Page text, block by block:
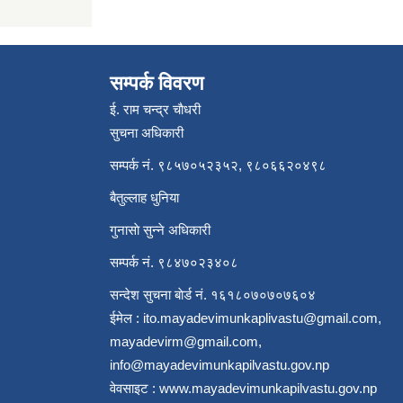
सम्पर्क विवरण
ई. राम चन्द्र चाैधरी
सुचना अधिकारी
सम्पर्क नं. ९८५७०५२३५२, ९८०६६२०४९८
बैतुल्लाह धुनिया
गुनासाे सुन्ने अधिकारी
सम्पर्क नं. ९८४७०२३४०८
सन्देश सुचना बाेर्ड नं. १६१८०७०७०७६०४
ईमेल : ito.mayadevimunkaplivastu@gmail.com,
mayadevirm@gmail.com,
info@mayadevimunkapilvastu.gov.np
वेवसाइट : www.mayadevimunkapilvastu.gov.np